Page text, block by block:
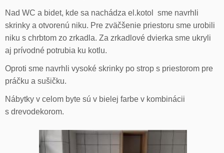
Nad WC a bidet, kde sa nachádza el.kotol sme navrhli
skrinky a otvorenú niku. Pre zväčšenie priestoru sme urobili
niku s chrbtom zo zrkadla. Za zrkadlové dvierka sme ukryli
aj prívodné potrubia ku kotlu.
Oproti sme navrhli vysoké skrinky po strop s priestorom pre
práčku a sušičku.
Nábytky v celom byte sú v bielej farbe v kombinácii
s drevodekorom.